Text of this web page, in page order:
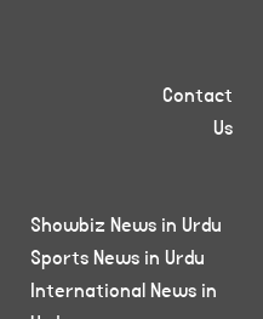
Contact
Us
Showbiz News in Urdu
Sports News in Urdu
International News in